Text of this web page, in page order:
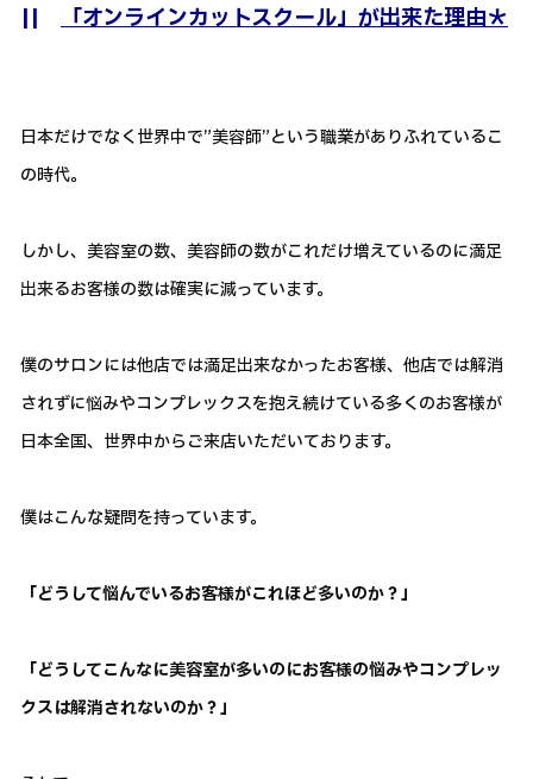
|| 「オンラインカットスクール」が出来た理由＊
日本だけでなく世界中で”美容師”という職業がありふれているこ
の時代。
しかし、美容室の数、美容師の数がこれだけ増えているのに満足
出来るお客様の数は確実に減っています。
僕のサロンには他店では満足出来なかったお客様、他店では解消
されずに悩みやコンプレックスを抱え続けている多くのお客様が
日本全国、世界中からご来店いただいております。
僕はこんな疑問を持っています。
「どうして悩んでいるお客様がこれほど多いのか？」
「どうしてこんなに美容室が多いのにお客様の悩みやコンプレッ
クスは解消されないのか？」